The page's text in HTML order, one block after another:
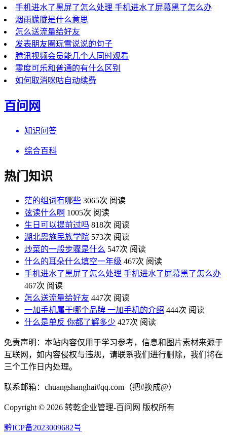
手机进水了黑屏了怎么处理 手机进水了屏幕黑了怎么办
烟雨朦胧是什么意思
怎么送流量给好友
发表朋友圈玩雪说说的句子
腾讯视频会员能几个人同时观看
零度可乐和普通的有什么区别
如何取消咪咕自动续费
百问网
知识问答
综合百科
热门知识
茫的组词有哪些 3065次 阅读
弦读什么啊 1005次 阅读
生日可以提前过吗 818次 阅读
湖北恩施民族学院 573次 阅读
炒菜的一般步骤是什么 547次 阅读
什么的耳朵什么填空一年级 467次 阅读
手机进水了黑屏了怎么处理 手机进水了屏幕黑了怎么办
467次 阅读
怎么送流量给好友 447次 阅读
一加手机属于哪个品牌 一加手机的介绍 444次 阅读
什么是单反 你都了解多少 427次 阅读
免责声明：本站内容仅用于学习参考，信息和图片素材来源于
互联网，如内容侵权与违规，请联系我们进行删除，我们将在
三个工作日内处理。
联系邮箱：chuangshanghai#qq.com（把#换成@）
Copyright © 2026 转乾企业管理-百问网 版权所有
黔ICP备2023009682号